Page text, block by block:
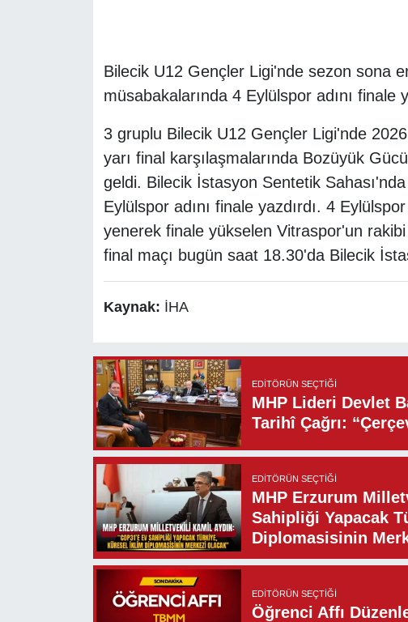
Bilecik U12 Gençler Ligi'nde sezon sona
müsabakalarında 4 Eylülspor adını finale
3 gruplu Bilecik U12 Gençler Ligi'nde
yarı final karşılaşmalarında Bozüyük
geldi. Bilecik İstasyon Sentetik
Eylülspor adını finale yazdırdı. 4
yenerek finale yükselen Vitraspor'un
final maçı bugün saat 18.30'da Bilecik
Kaynak: İHA
EDITÖRÜN SEÇTIĞI
MHP Lideri Devlet
Tarihî Çağrı:
EDITÖRÜN SEÇTIĞI
MHP Erzurum
Sahipliği Yapacak
Diplomasisinin
EDITÖRÜN SEÇTIĞI
Öğrenci Affı